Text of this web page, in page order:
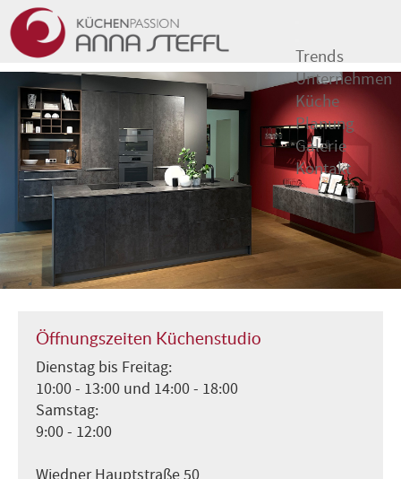
Trends
Unternehmen
Küche
Planung
Galerie
Kontakt
Öffnungszeiten Küchenstudio
Dienstag bis Freitag:
10:00 - 13:00 und 14:00 - 18:00
Samstag:
9:00 - 12:00